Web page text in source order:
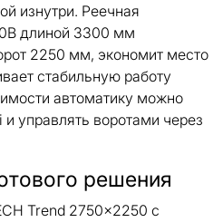
изнутри. Реечная
длиной 3300 мм
2250 мм, экономит место
стабильную работу
автоматику можно
управлять воротами через
решения
Trend 2750×2250 с